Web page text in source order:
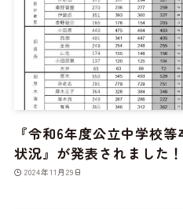
『令和6年度公立中学校
状況』が発表されました！
2024年11月29日